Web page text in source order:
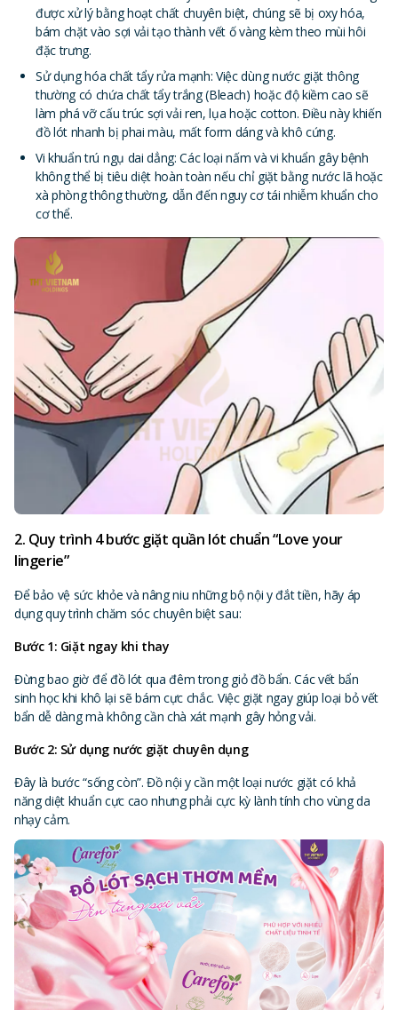
được xử lý bằng hoạt chất chuyên biệt, chúng sẽ bị oxy hóa,
bám chặt vào sợi vải tạo thành vết ố vàng kèm theo mùi hôi
đặc trưng.
Sử dụng hóa chất tẩy rửa mạnh: Việc dùng nước giặt thông
thường có chứa chất tẩy trắng (Bleach) hoặc độ kiềm cao sẽ
làm phá vỡ cấu trúc sợi vải ren, lụa hoặc cotton. Điều này khiến
đồ lót nhanh bị phai màu, mất form dáng và khô cứng.
Vi khuẩn trú ngụ dai dẳng: Các loại nấm và vi khuẩn gây bệnh
không thể bị tiêu diệt hoàn toàn nếu chỉ giặt bằng nước lã hoặc
xà phòng thông thường, dẫn đến nguy cơ tái nhiễm khuẩn cho
cơ thể.
2. Quy trình 4 bước giặt quần lót chuẩn “Love your
lingerie”
Để bảo vệ sức khỏe và nâng niu những bộ nội y đắt tiền, hãy áp
dụng quy trình chăm sóc chuyên biệt sau:
Bước 1: Giặt ngay khi thay
Đừng bao giờ để đồ lót qua đêm trong giỏ đồ bẩn. Các vết bẩn
sinh học khi khô lại sẽ bám cực chắc. Việc giặt ngay giúp loại bỏ vết
bẩn dễ dàng mà không cần chà xát mạnh gây hỏng vải.
Bước 2: Sử dụng nước giặt chuyên dụng
Đây là bước “sống còn”. Đồ nội y cần một loại nước giặt có khả
năng diệt khuẩn cực cao nhưng phải cực kỳ lành tính cho vùng da
nhạy cảm.